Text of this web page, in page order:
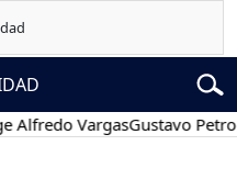
VargasGustavo Petro